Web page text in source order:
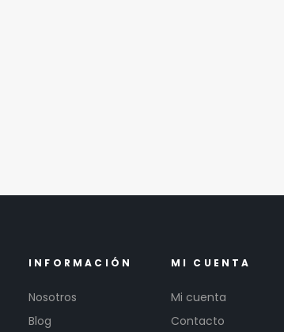
INFORMACIÓN
Nosotros
Blog
MI CUENTA
Mi cuenta
Contacto